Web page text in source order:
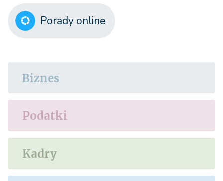
Porady online
Biznes
Podatki
Kadry